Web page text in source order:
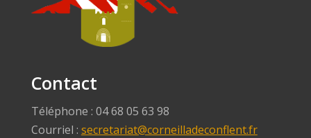
Contact
Téléphone : 04 68 05 63 98
Courriel : secretariat@corneilladeconflent.fr